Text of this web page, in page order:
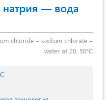
–– вода
chloride – sodium chlorate –
water at 20, 50°C